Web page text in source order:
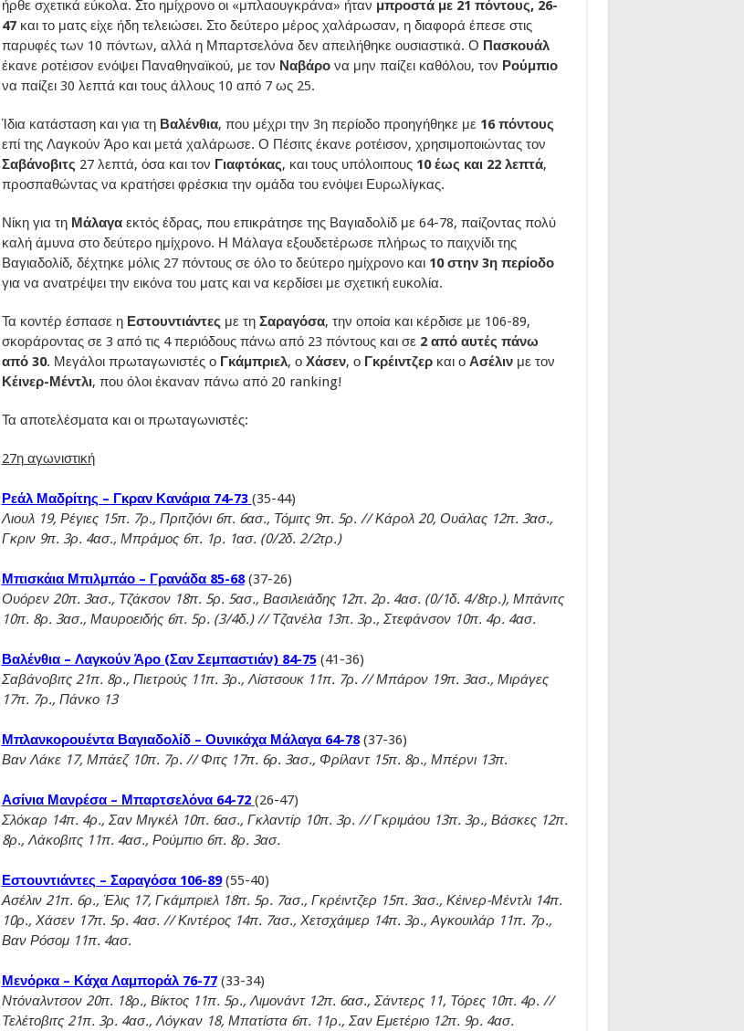
ήρθε σχετικά εύκολα. Στο ημίχρονο οι «μπλαουγκράνα» ήταν μπροστά με 21 πόντους, 26-
47και το ματς είχε ήδη τελειώσει. Στο δεύτερο μέρος χαλάρωσαν, η διαφορά έπεσε στις
παρυφές των 10 πόντων, αλλά η Μπαρτσελόνα δεν απειλήθηκε ουσιαστικά. Ο Πασκουάλ
έκανε ροτέισον ενόψει Παναθηναϊκού, με τον Ναβάρονα μην παίζει καθόλου, τον Ρούμπιο
να παίζει 30 λεπτά και τους άλλους 10 από 7 ως 25.
Ίδια κατάσταση και για τη Βαλένθια, που μέχρι την 3η περίοδο προηγήθηκε με 16 πόντους
επί της Λαγκούν Άρο και μετά χαλάρωσε. Ο Πέσιτς έκανε ροτέισον, χρησιμοποιώντας τον
Σαβάνοβιτς 27 λεπτά, όσα και τον Γιαφτόκας, και τους υπόλοιπους 10 έως και 22 λεπτά,
προσπαθώντας να κρατήσει φρέσκια την ομάδα του ενόψει Ευρωλίγκας.
Νίκη για τη Μάλαγαεκτός έδρας, που επικράτησε της Βαγιαδολίδ με 64-78, παίζοντας πολύ
καλή άμυνα στο δεύτερο ημίχρονο. Η Μάλαγα εξουδετέρωσε πλήρως το παιχνίδι της
Βαγιαδολίδ, δέχτηκε μόλις 27 πόντους σε όλο το δεύτερο ημίχρονο και10 στην 3η περίοδο
για να ανατρέψει την εικόνα του ματς και να κερδίσει με σχετική ευκολία.
Τα κοντέρ έσπασε η Εστουντιάντες με τη Σαραγόσα, την οποία και κέρδισε με 106-89,
σκοράροντας σε 3 από τις 4 περιόδους πάνω από 23 πόντους και σε 2 από αυτές πάνω
από 30. Μεγάλοι πρωταγωνιστές ο Γκάμπριελ, ο Χάσεν, ο Γκρέιντζερκαι ο Ασέλινμε τον
Κέινερ-Μέντλι, που όλοι έκαναν πάνω από 20 ranking!
Τα αποτελέσματα και οι πρωταγωνιστές:
27η αγωνιστική
Ρεάλ Μαδρίτης – Γκραν Κανάρια 74-73 (35-44)
Λιουλ 19, Ρέγιες 15π. 7ρ., Πριτζιόνι 6π. 6ασ., Τόμιτς 9π. 5ρ. // Κάρολ 20, Ουάλας 12π. 3ασ.,
Γκριν 9π. 3ρ. 4ασ., Μπράμος 6π. 1ρ. 1ασ. (0/2δ. 2/2τρ.)
Μπισκάια Μπιλμπάο – Γρανάδα 85-68(37-26)
Ουόρεν 20π. 3ασ., Τζάκσον 18π. 5ρ. 5ασ., Βασιλειάδης 12π. 2ρ. 4ασ. (0/1δ. 4/8τρ.), Μπάνιτς
10π. 8ρ. 3ασ., Μαυροειδής 6π. 5ρ. (3/4δ.) // Τζανέλα 13π. 3ρ., Στεφάνσον 10π. 4ρ. 4ασ.
Βαλένθια – Λαγκούν Άρο (Σαν Σεμπαστιάν) 84-75(41-36)
Σαβάνοβιτς 21π. 8ρ., Πιετρούς 11π. 3ρ., Λίστσουκ 11π. 7ρ. // Μπάρον 19π. 3ασ., Μιράγες
17π. 7ρ., Πάνκο 13
Μπλανκορουέντα Βαγιαδολίδ – Ουνικάχα Μάλαγα 64-78(37-36)
Βαν Λάκε 17, Μπάεζ 10π. 7ρ. // Φιτς 17π. 6ρ. 3ασ., Φρίλαντ 15π. 8ρ., Μπέρνι 13π.
Ασίνια Μανρέσα – Μπαρτσελόνα 64-72 (26-47)
Σλόκαρ 14π. 4ρ., Σαν Μιγκέλ 10π. 6ασ., Γκλαντίρ 10π. 3ρ. // Γκριμάου 13π. 3ρ., Βάσκες 12π.
8ρ., Λάκοβιτς 11π. 4ασ., Ρούμπιο 6π. 8ρ. 3ασ.
Εστουντιάντες – Σαραγόσα 106-89(55-40)
Ασέλιν 21π. 6ρ., Έλις 17, Γκάμπριελ 18π. 5ρ. 7ασ., Γκρέιντζερ 15π. 3ασ., Κέινερ-Μέντλι 14π.
10ρ., Χάσεν 17π. 5ρ. 4ασ. // Κιντέρος 14π. 7ασ., Χετσχάιμερ 14π. 3ρ., Αγκουιλάρ 11π. 7ρ.,
Βαν Ρόσομ 11π. 4ασ.
Μενόρκα – Κάχα Λαμποράλ 76-77(33-34)
Ντόναλντσον 20π. 18ρ., Βίκτος 11π. 5ρ., Λιμονάντ 12π. 6ασ., Σάντερς 11, Τόρες 10π. 4ρ. //
Τελέτοβιτς 21π. 3ρ. 4ασ., Λόγκαν 18, Μπατίστα 6π. 11ρ., Σαν Εμετέριο 12π. 9ρ. 4ασ.